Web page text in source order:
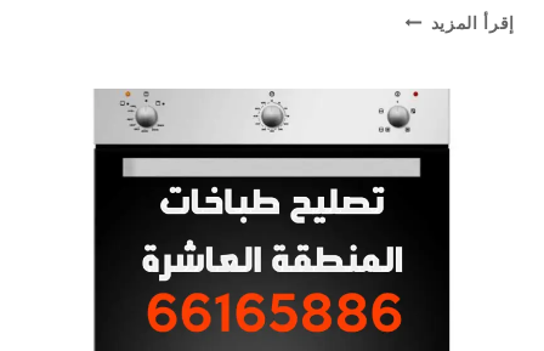
إقرأ المزيد تصليح
66165886